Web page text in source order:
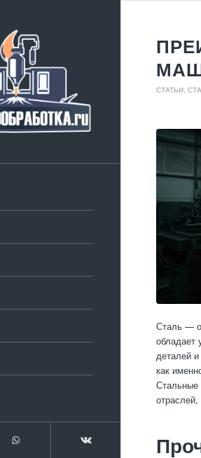
СТАТЬИ
Сталь —
обладает
деталей
как
Стальные